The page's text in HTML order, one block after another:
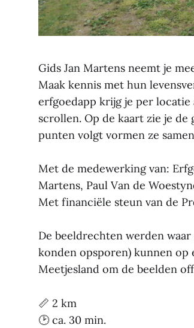
Gids Jan Martens neemt je
Maak kennis met hun
erfgoedapp krijg je per
scrollen. Op de kaart zie je de
punten volgt vormen ze
Met de medewerking van:
Martens, Paul Van de
Met financiële steun van de
De beeldrechten werden
konden opsporen) kunnen op
Meetjesland om de beelden
📏 2 km
🕑 ca. 30 min.